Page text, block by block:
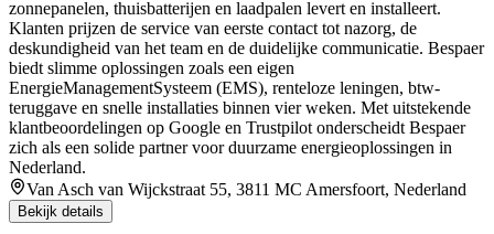
zonnepanelen, thuisbatterijen en laadpalen levert en installeert.
Klanten prijzen de service van eerste contact tot nazorg, de
deskundigheid van het team en de duidelijke communicatie. Bespaer
biedt slimme oplossingen zoals een eigen
EnergieManagementSysteem (EMS), renteloze leningen, btw-
teruggave en snelle installaties binnen vier weken. Met uitstekende
klantbeoordelingen op Google en Trustpilot onderscheidt Bespaer
zich als een solide partner voor duurzame energieoplossingen in
Nederland.
Van Asch van Wijckstraat 55, 3811 MC Amersfoort, Nederland
Bekijk details